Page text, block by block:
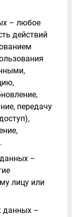
– любое
действий
передачу
–
лицу или
данных –